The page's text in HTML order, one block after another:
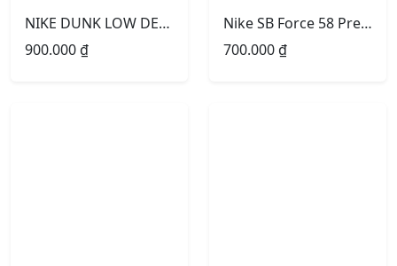
NIKE DUNK LOW DENIM
900.000₫
Nike SB Force 58 Premium White Black
700.000₫